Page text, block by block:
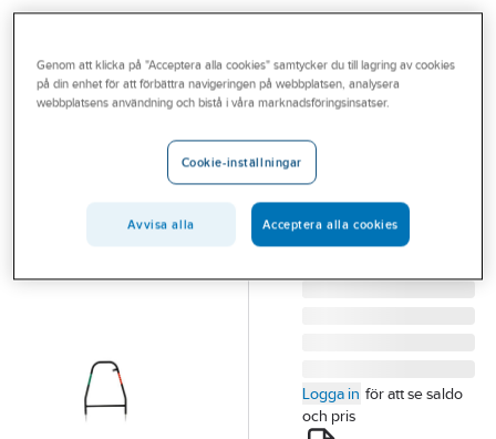
Outlet
Branscher 3M
JORDNINGSRAM 3014
Artikelnummer:
Lev.
7000031431
Logga in för att se saldo
och pris
Genom att klicka på "Acceptera alla cookies" samtycker du till lagring av cookies
på din enhet för att förbättra navigeringen på webbplatsen, analysera
webbplatsens användning och bistå i våra marknadsföringsinsatser.
Cookie-inställningar
Avvisa alla Acceptera alla cookies